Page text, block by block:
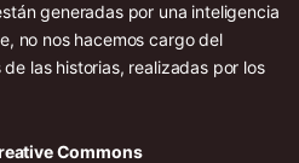
generadas por una inteligencia
no nos hacemos cargo del
las historias, realizadas por los
Commons